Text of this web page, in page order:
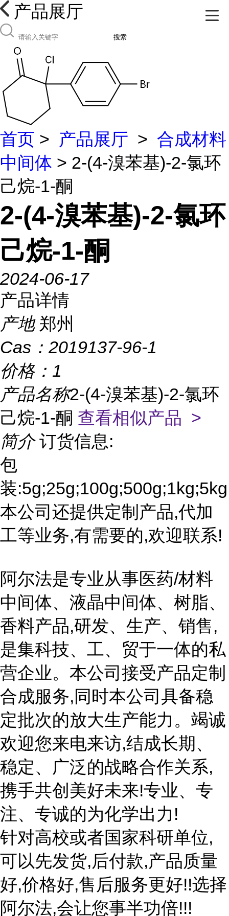
产品展厅
搜索
首页 > 产品展厅 > 合成材料
中间体 > 2-(4-溴苯基)-2-氯环
己烷-1-酮
2-(4-溴苯基)-2-氯环
己烷-1-酮
2024-06-17
产品详情
产地 郑州
Cas： 2019137-96-1
价格： 1
产品名称2-(4-溴苯基)-2-氯环
己烷-1-酮 查看相似产品 >
简介 订货信息:
包
装:5g;25g;100g;500g;1kg;5kg
本公司还提供定制产品,代加
工等业务,有需要的,欢迎联系!
阿尔法是专业从事医药/材料
中间体、液晶中间体、树脂、
香料产品,研发、生产、销售,
是集科技、工、贸于一体的私
营企业。本公司接受产品定制
合成服务,同时本公司具备稳
定批次的放大生产能力。竭诚
欢迎您来电来访,结成长期、
稳定、广泛的战略合作关系,
携手共创美好未来!专业、专
注、专诚的为化学出力!
针对高校或者国家科研单位,
可以先发货,后付款,产品质量
好,价格好,售后服务更好!!选择
阿尔法,会让您事半功倍!!!